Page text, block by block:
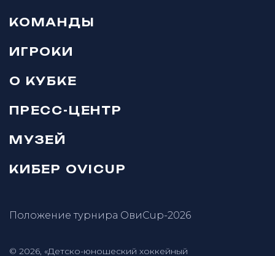
КОМАНДЫ
ИГРОКИ
О КУБКЕ
ПРЕСС-ЦЕНТР
МУЗЕЙ
КИБЕР OVICUP
Положение турнира ОвиCup-2026
© 2026, «Детско-юношеский хоккейный